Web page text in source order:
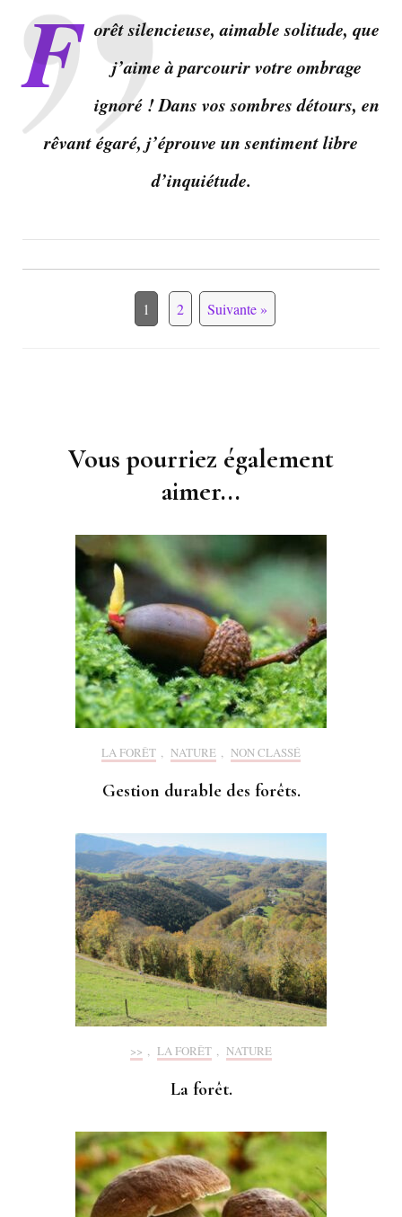
F orêt silencieuse, aimable solitude, que
j’aime à parcourir votre ombrage
ignoré ! Dans vos sombres détours, en
rêvant égaré, j’éprouve un sentiment libre
d’inquiétude.
1 2 Suivante »
Vous pourriez également
aimer...
LA FORÊT , NATURE , NON CLASSÉ
Gestion durable des forêts.
>> , LA FORÊT , NATURE
La forêt.